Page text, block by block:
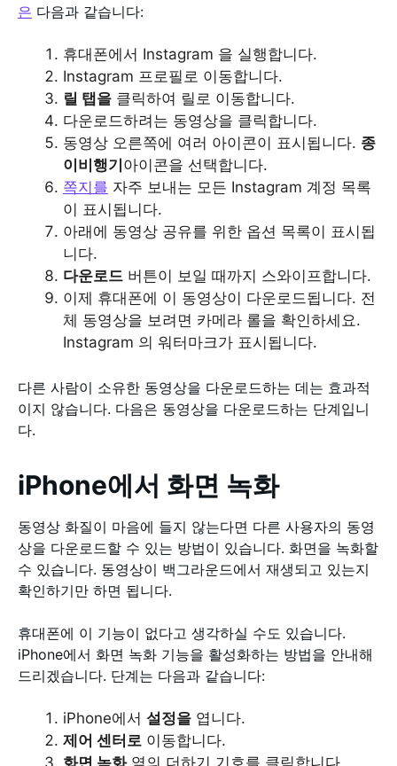
은 다음과 같습니다:
휴대폰에서 Instagram 을 실행합니다.
Instagram 프로필로 이동합니다.
릴 탭을 클릭하여 릴로 이동합니다.
다운로드하려는 동영상을 클릭합니다.
동영상 오른쪽에 여러 아이콘이 표시됩니다. 종
이비행기 아이콘을 선택합니다.
쪽지를 자주 보내는 모든 Instagram 계정 목록
이 표시됩니다.
아래에 동영상 공유를 위한 옵션 목록이 표시됩
니다.
다운로드 버튼이 보일 때까지 스와이프합니다.
이제 휴대폰에 이 동영상이 다운로드됩니다. 전
체 동영상을 보려면 카메라 롤을 확인하세요.
Instagram 의 워터마크가 표시됩니다.
다른 사람이 소유한 동영상을 다운로드하는 데는 효과적
이지 않습니다. 다음은 동영상을 다운로드하는 단계입니
다.
iPhone에서 화면 녹화
동영상 화질이 마음에 들지 않는다면 다른 사용자의 동영
상을 다운로드할 수 있는 방법이 있습니다. 화면을 녹화할
수 있습니다. 동영상이 백그라운드에서 재생되고 있는지
확인하기만 하면 됩니다.
휴대폰에 이 기능이 없다고 생각하실 수도 있습니다.
iPhone에서 화면 녹화 기능을 활성화하는 방법을 안내해
드리겠습니다. 단계는 다음과 같습니다:
iPhone에서 설정을 엽니다.
제어 센터로 이동합니다.
화면 녹화옆의 더하기 기호를 클릭합니다.